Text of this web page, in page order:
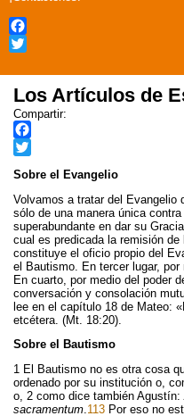
Facebook
Los Artículos de
Compartir:
F
c
e
b
o
o
k
w
i
t
t
e
r
Sobre el Evangelio
Volvamos a tratar del Evangelio
sólo de una manera única
superabundante en dar su
cual es predicada la remisión
constituye el oficio propio del
el Bautismo. En tercer lugar,
En cuarto, por medio del poder
conversación y consolación
lee en el capítulo 18 de Mateo:
etcétera. (Mt. 18:20).
Sobre el Bautismo
1 El Bautismo no es otra cosa
ordenado por su institución o,
o, 2 como dice también Agustín:
sacramentum.113 Por eso no